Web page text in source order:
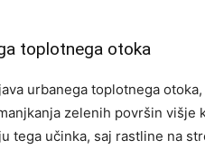
toplotnega otoka
urbanega toplotnega
zelenih površin višje
tega učinka, saj rastline na